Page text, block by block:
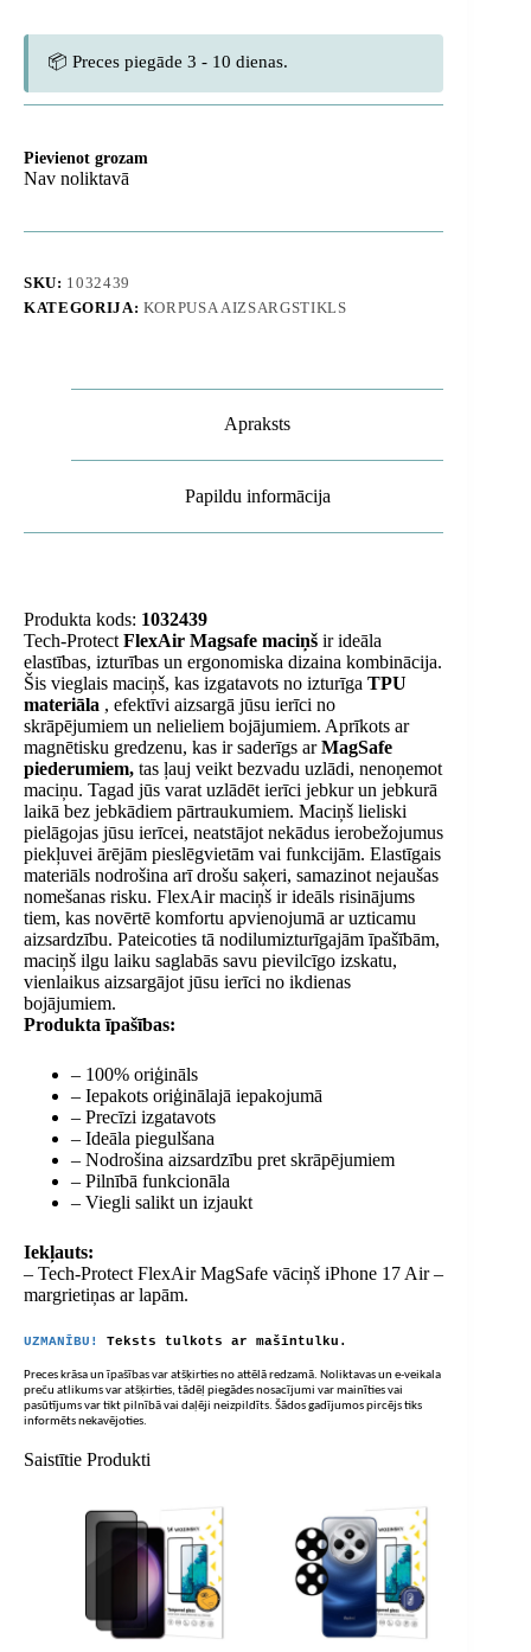
📦 Preces piegāde 3 - 10 dienas.
Pievienot grozam
Nav noliktavā
SKU: 1032439
KATEGORIJA: KORPUSA AIZSARGSTIKLS
Apraksts
Papildu informācija
Produkta kods: 1032439
Tech-Protect FlexAir Magsafe maciņš ir ideāla
elastības, izturības un ergonomiska dizaina kombinācija.
Šis vieglais maciņš, kas izgatavots no izturīga TPU
materiāla , efektīvi aizsargā jūsu ierīci no
skrāpējumiem un nelieliem bojājumiem. Aprīkots ar
magnētisku gredzenu, kas ir saderīgs arMagSafe
piederumiem, tas ļauj veikt bezvadu uzlādi, nenoņemot
maciņu. Tagad jūs varat uzlādēt ierīci jebkur un jebkurā
laikā bez jebkādiem pārtraukumiem. Maciņš lieliski
pielāgojas jūsu ierīcei, neatstājot nekādus ierobežojumus
piekļuvei ārējām pieslēgvietām vai funkcijām. Elastīgais
materiāls nodrošina arī drošu saķeri, samazinot nejaušas
nomešanas risku. FlexAir maciņš ir ideāls risinājums
tiem, kas novērtē komfortu apvienojumā ar uzticamu
aizsardzību. Pateicoties tā nodilumizturīgajām īpašībām,
maciņš ilgu laiku saglabās savu pievilcīgo izskatu,
vienlaikus aizsargājot jūsu ierīci no ikdienas
bojājumiem.
Produkta īpašības:
– 100% oriģināls
– Iepakots oriģinālajā iepakojumā
– Precīzi izgatavots
– Ideāla piegulšana
– Nodrošina aizsardzību pret skrāpējumiem
– Pilnībā funkcionāla
– Viegli salikt un izjaukt
Iekļauts:
– Tech-Protect FlexAir MagSafe vāciņš iPhone 17 Air –
margrietiņas ar lapām.
UZMANĪBU! Teksts tulkots ar mašīntulku.
Preces krāsa un īpašības var atšķirties no attēlā redzamā. Noliktavas un e-veikala
preču atlikums var atšķirties, tādēļ piegādes nosacījumi var mainīties vai
pasūtījums var tikt pilnībā vai daļēji neizpildīts. Šādos gadījumos pircējs tiks
informēts nekavējoties.
Saistītie Produkti